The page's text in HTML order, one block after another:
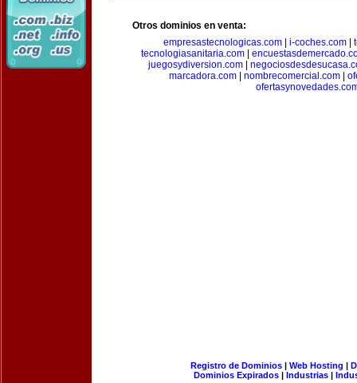
Otros dominios en venta:
empresastecnologicas.com
i-coches.com
tecnologiasanitaria.com|
juegosydiversion.com
marcadora.com| nombrecomercial.com|
Registro de Dominios| Web Hosting |
Dominios Expirados | Industrias |